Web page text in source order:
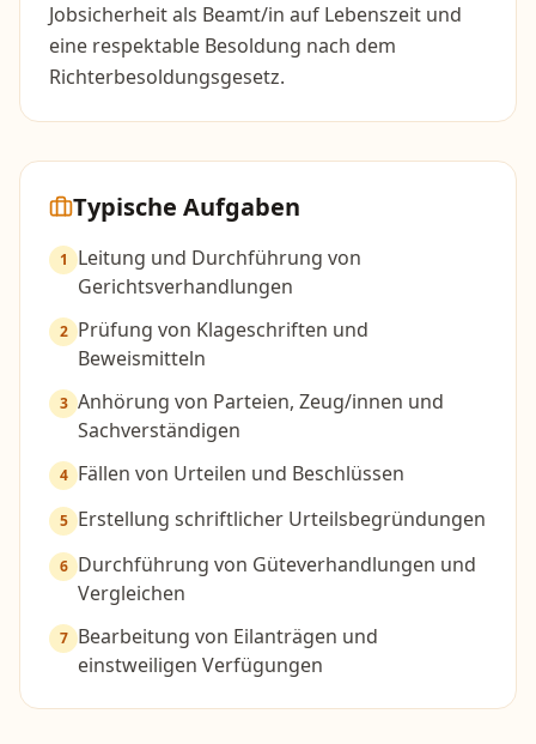
Jobsicherheit als Beamt/in auf Lebenszeit und
eine respektable Besoldung nach dem
Richterbesoldungsgesetz.
Typische Aufgaben
1
Leitung und Durchführung von
Gerichtsverhandlungen
2 Prüfung von Klageschriften und
Beweismitteln
3 Anhörung von Parteien, Zeug/innen und
Sachverständigen
4 Fällen von Urteilen und Beschlüssen
5 Erstellung schriftlicher Urteilsbegründungen
6 Durchführung von Güteverhandlungen und
Vergleichen
7 Bearbeitung von Eilanträgen und
einstweiligen Verfügungen